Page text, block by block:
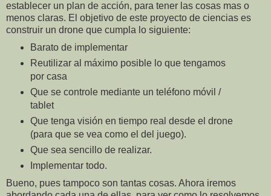
establecer un plan de acción, para tener las cosas mas o
menos claras. El objetivo de este proyecto de ciencias es
construir un drone que cumpla lo siguiente:
Barato de implementar
Reutilizar al máximo posible lo que tengamos
por casa
Que se controle mediante un teléfono móvil /
tablet
Que tenga visión en tiempo real desde el drone
(para que se vea como el del juego).
Que sea sencillo de realizar.
Implementar todo.
Bueno, pues tampoco son tantas cosas. Ahora iremos